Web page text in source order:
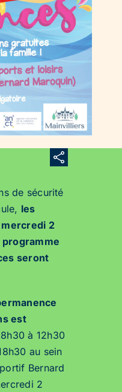
de sécurité
les
2
seront
est
à 12h30
au sein
Bernard
2